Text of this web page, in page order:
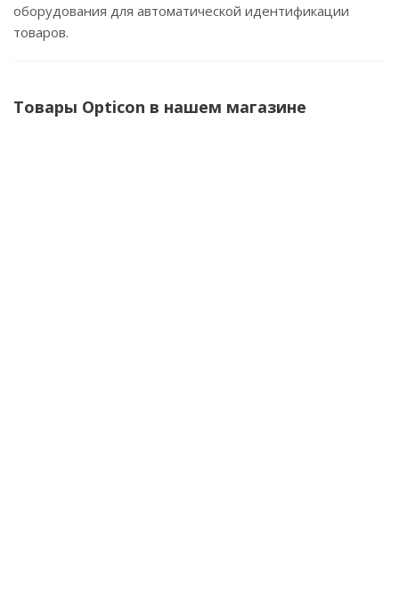
оборудования для автоматической идентификации
товаров.
Товары Opticon в нашем магазине